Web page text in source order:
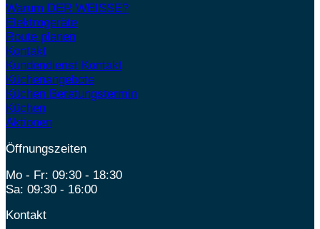
Warum DER WEISSE?
Elektrogeräte
Route planen
Kontakt
Kundendienst Kontakt
Küchenangebote
Küchen Beratungstermin
Küchen
Aktionen
Öffnungszeiten
Mo - Fr: 09:30 - 18:30
Sa: 09:30 - 16:00
Kontakt